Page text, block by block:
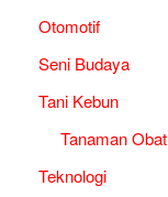
Otomotif
Seni Budaya
Tani Kebun
Tanaman Obat
Teknologi